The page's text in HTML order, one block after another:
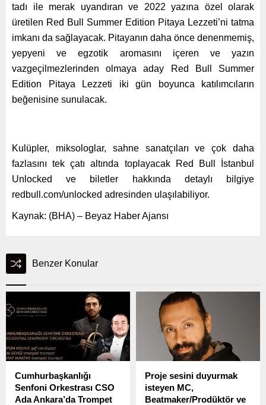
tadı ile merak uyandıran ve 2022 yazına özel olarak
üretilen Red Bull Summer Edition Pitaya Lezzeti’ni tatma
imkanı da sağlayacak. Pitayanın daha önce denenmemiş,
yepyeni ve egzotik aromasını içeren ve yazın
vazgeçilmezlerinden olmaya aday Red Bull Summer
Edition Pitaya Lezzeti iki gün boyunca katılımcıların
beğenisine sunulacak.
Kulüpler, miksologlar, sahne sanatçıları ve çok daha
fazlasını tek çatı altında toplayacak Red Bull İstanbul
Unlocked ve biletler hakkında detaylı bilgiye
redbull.com/unlocked adresinden ulaşılabiliyor.
Kaynak: (BHA) – Beyaz Haber Ajansı
Benzer Konular
Cumhurbaşkanlığı
Senfoni Orkestrası CSO
Ada Ankara’da Trompet
Proje sesini duyurmak
isteyen MC,
Beatmaker/Prodüktör ve